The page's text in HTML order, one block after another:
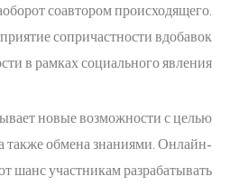
соавтором происходящего.
сопричастности вдобавок
в рамках социального явления.
новые возможности с целью
также обмена знаниями. Онлайн-
шанс участникам разрабатывать